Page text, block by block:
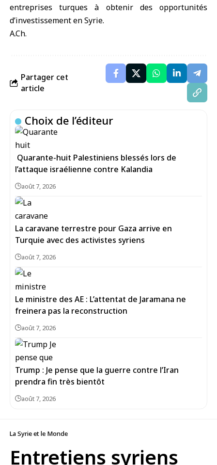
entreprises turques à obtenir des opportunités
d’investissement en Syrie.
A.Ch.
Partager cet
article
Choix de l’éditeur
Quarante-huit Palestiniens blessés lors de
l’attaque israélienne contre Kalandia
août 7, 2026
La caravane terrestre pour Gaza arrive en
Turquie avec des activistes syriens
août 7, 2026
Le ministre des AE : L’attentat de Jaramana ne
freinera pas la reconstruction
août 7, 2026
Trump : Je pense que la guerre contre l’Iran
prendra fin très bientôt
août 7, 2026
La Syrie et le Monde
Entretiens syriens